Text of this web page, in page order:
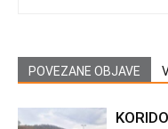
POVEZANE OBJAVE